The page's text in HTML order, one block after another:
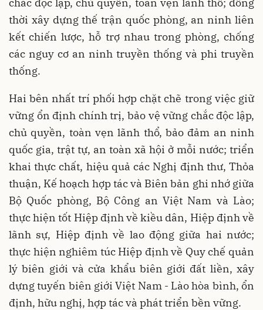
thời xây dựng thế trận quốc phòng, an ninh liên
kết chiến lược, hỗ trợ nhau trong phòng, chống
các nguy cơ an ninh truyền thống và phi truyền
thống.
Hai bên nhất trí phối hợp chặt chẽ trong việc giữ
vững ổn định chính trị, bảo vệ vững chắc độc lập,
chủ quyền, toàn vẹn lãnh thổ, bảo đảm an ninh
quốc gia, trật tự, an toàn xã hội ở mỗi nước; triển
khai thực chất, hiệu quả các Nghị định thư, Thỏa
thuận, Kế hoạch hợp tác và Biên bản ghi nhớ giữa
Bộ Quốc phòng, Bộ Công an Việt Nam và Lào;
thực hiện tốt Hiệp định về kiều dân, Hiệp định về
lãnh sự, Hiệp định về lao động giữa hai nước;
thực hiện nghiêm túc Hiệp định về Quy chế quản
lý biên giới và cửa khẩu biên giới đất liền, xây
dựng tuyến biên giới Việt Nam - Lào hòa bình, ổn
định, hữu nghị, hợp tác và phát triển bền vững.